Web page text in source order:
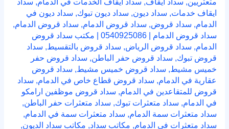
متعثريين, سداد ايقاف, سداد ايقاف الخدمات في الدمام, سداد
ايقاف خدمات, سداد ديون, سداد ديون تبوك, سداد ديون في
الدمام, سداد قروض, سداد قروض الدمام, سداد قروض الدمام,
سداد قروض الدمام | 0540925086 | مكتب سداد قروض
الدمام, سداد قروض الرياض, سداد قروض بالتقسيط, سداد
قروض تبوك, سداد قروض حفر الباطن, سداد قروض حفر
خميس مشيط, سداد قروض خميس مشيط, سداد قروض
عقارية في الدمام, سداد قروض قطاع خاص في الدمام, سداد
قروض للمتقاعدين في الدمام, سداد قروض موظفين ارامكو
في الدمام, سداد متعثرات تبوك, سداد متعثرات حفر الباطن,
سداد متعثرات سمة الدمام, سداد متعثرات سمة في الدمام,
سداد متعثرات في الدمام, مكاتب سداد, مكاتب سداد الديون,